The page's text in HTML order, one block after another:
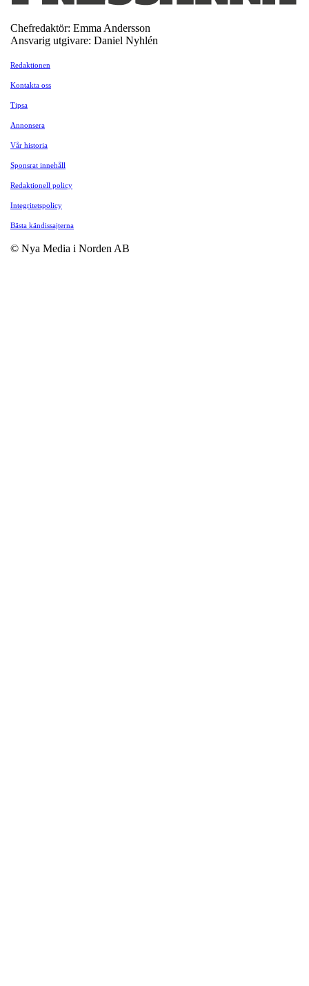
Chefredaktör: Emma Andersson
Ansvarig utgivare: Daniel Nyhlén
Redaktionen
Kontakta oss
Tipsa
Annonsera
Vår historia
Sponsrat innehåll
Redaktionell policy
Integritetspolicy
Bästa kändissajterna
© Nya Media i Norden AB